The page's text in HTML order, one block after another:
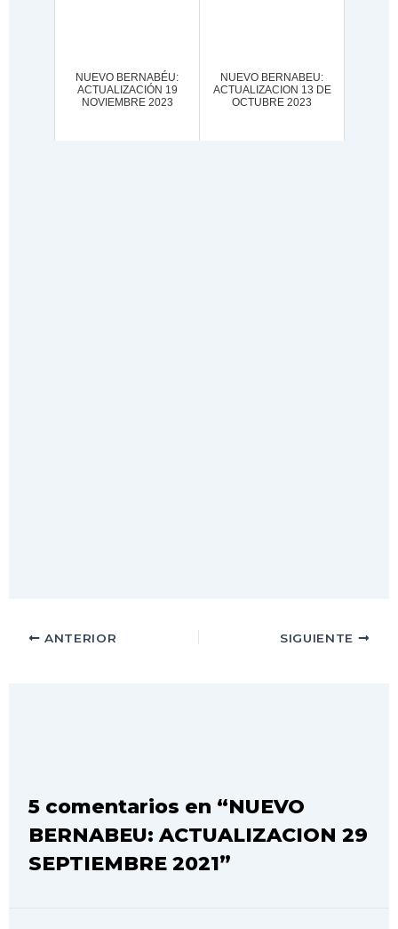
NUEVO BERNABÉU:
ACTUALIZACIÓN 19
NOVIEMBRE 2023
NUEVO BERNABEU:
ACTUALIZACION 13 DE
OCTUBRE 2023
ANTERIOR SIGUIENTE
5 comentarios en “NUEVO
BERNABEU: ACTUALIZACION 29
SEPTIEMBRE 2021”